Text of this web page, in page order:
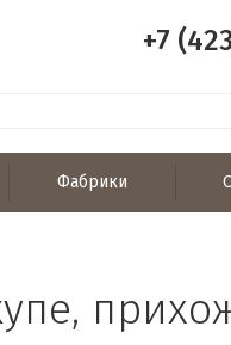
+7
Фабрики